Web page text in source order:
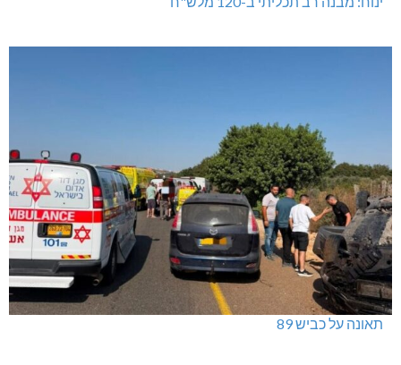
ינוח: מבנה רב תכליתי ב-120 מלש"ח
תאונה על כביש 89